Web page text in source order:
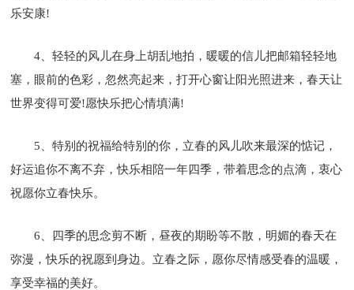
乐安康!
4、轻轻的风儿在身上胡乱地拍，暖暖的信儿把邮箱轻轻地
塞，眼前的色彩，忽然亮起来，打开心窗让阳光照进来，春天让
世界变得可爱!愿快乐把心情填满!
5、特别的祝福给特别的你，立春的风儿吹来最深的惦记，
好运追你不离不弃，快乐相陪一年四季，带着思念的点滴，衷心
祝愿你立春快乐。
6、四季的思念剪不断，昼夜的期盼等不散，明媚的春天在
弥漫，快乐的祝愿到身边。立春之际，愿你尽情感受春的温暖，
享受幸福的美好。